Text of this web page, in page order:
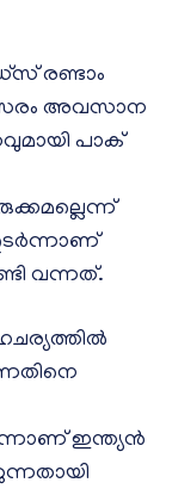
രണ്ടാം
അവസാന
പാക്
വന്നത്.
ഇന്ത്യന്‍